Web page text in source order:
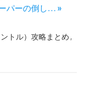
パーの倒し… »
トル）攻略まとめ ,